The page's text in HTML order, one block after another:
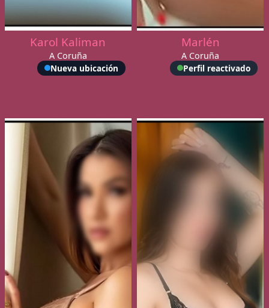
Nueva ubicación
Karol Kaliman
A Coruña
Perfil reactivado
Marlén
A Coruña